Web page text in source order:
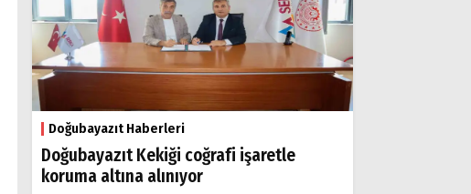
Doğubayazıt Haberleri
Doğubayazıt Kekiği coğrafi işaretle
koruma altına alınıyor